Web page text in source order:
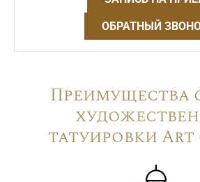
ОБРАТНЫЙ
Преимущества
татуировки